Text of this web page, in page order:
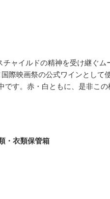
ャイルドの精神を受け継ぐム
際映画祭の公式ワインとして
です。赤・白ともに、是非この
・衣類保管箱